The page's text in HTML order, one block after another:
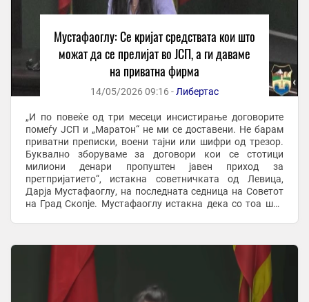
Мустафаоглу: Се кријат средствата кои што
можат да се прелијат во ЈСП, а ги даваме
на приватна фирма
14/05/2026 09:16 - Либертас
„И по повеќе од три месеци инсистирање договорите
помеѓу ЈСП и „Маратон“ не ми се доставени. Не барам
приватни преписки, воени тајни или шифри од трезор.
Буквално зборуваме за договори кои се стотици
милиони денари пропуштен јавен приход за
претпријатието“, истакна советничката од Левица,
Дарја Мустафаоглу, на последната седница на Советот
на Град Скопје. Мустафаоглу истакна дека со тоа што